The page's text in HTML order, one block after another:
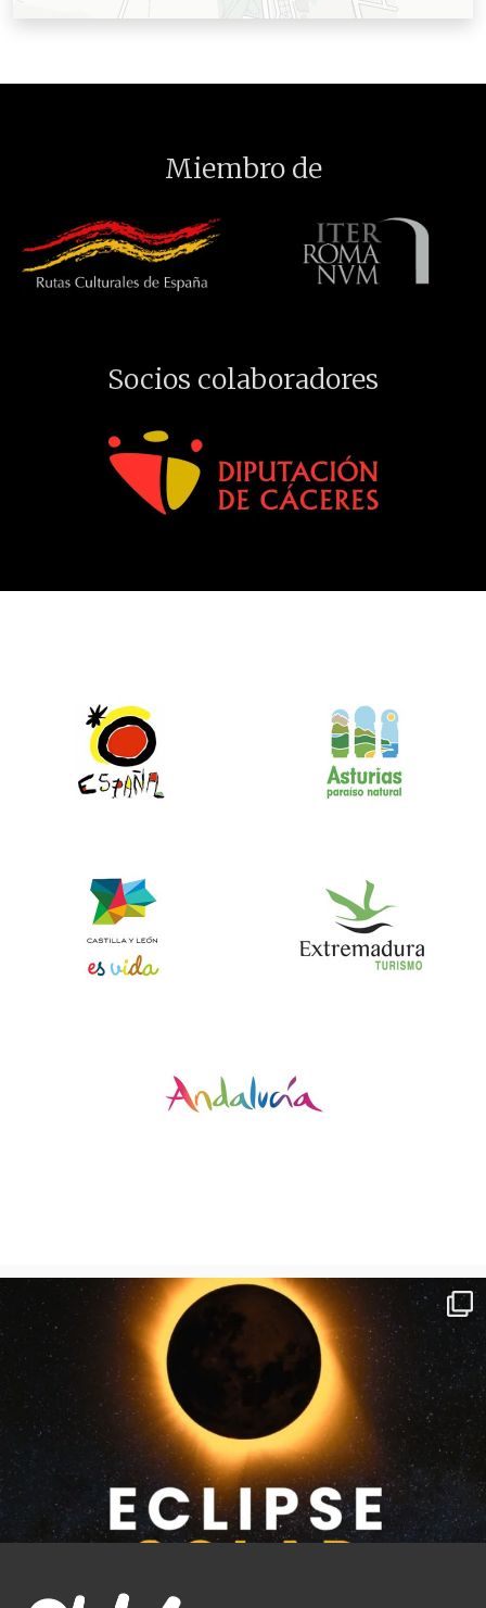
Miembro de
Socios colaboradores